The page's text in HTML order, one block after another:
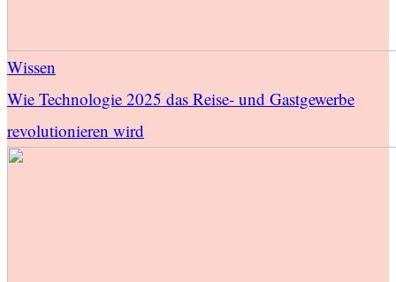
Wissen
Wie Technologie 2025 das Reise- und Gastgewerbe
revolutionieren wird